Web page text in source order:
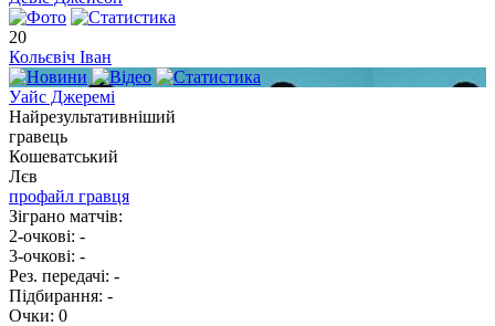
20
Кольєвіч Іван
Уайс Джеремі
Найрезультативніший
гравець
Кошеватський
Лєв
профайл гравця
Зіграно матчів:
2-очкові: -
3-очкові: -
Рез. передачі: -
Підбирання: -
Очки: 0